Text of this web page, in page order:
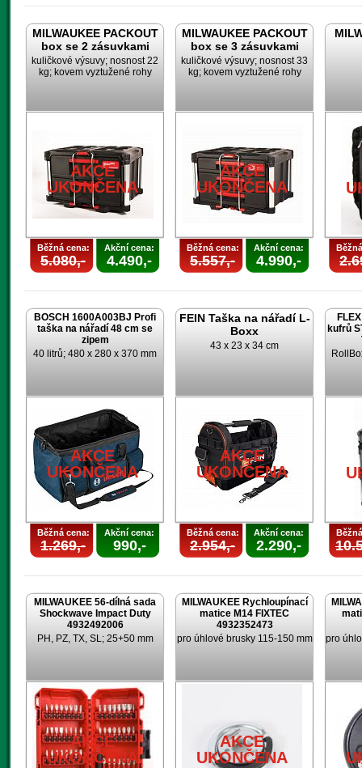
MILWAUKEE PACKOUT
box se 2 zásuvkami
kuličkové výsuvy; nosnost 22
kg; kovem vyztužené rohy
AKCE
UKONČENA
Běžná cena:
5.080,-
Akční cena:
4.490,-
MILWAUKEE PACKOUT
box se 3 zásuvkami
kuličkové výsuvy; nosnost 33
kg; kovem vyztužené rohy
AKCE
UKONČENA
Běžná cena:
5.557,-
Akční cena:
4.990,-
BOSCH 1600A003BJ Profi
taška na nářadí 48 cm se
zipem
40 litrů; 480 x 280 x 370 mm
AKCE
UKONČENA
Běžná cena:
1.269,-
Akční cena:
990,-
FEIN Taška na nářadí L-
Boxx
43 x 23 x 34 cm
AKCE
UKONČENA
Běžná cena:
2.954,-
Akční cena:
2.290,-
kufrů
MILWAUKEE 56-dílná sada
Shockwave Impact Duty
4932492006
PH, PZ, TX, SL; 25+50 mm
AKCE
UKONČENA
MILWAUKEE Rychloupínací
matice M14 FIXTEC
4932352473
pro úhlové brusky 115-150 mm
AKCE
UKONČENA
pro